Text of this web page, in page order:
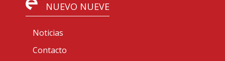
NUEVO NUEVE
Noticias
Contacto